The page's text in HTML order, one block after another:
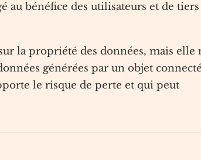
au bénéfice des utilisateurs et de tiers
la propriété des données, mais elle
générées par un objet connecté
le risque de perte et qui peut